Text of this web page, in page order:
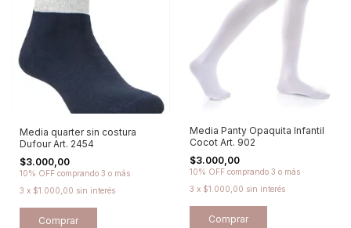
Media quarter sin costura
Dufour Art. 2454
$3.000,00
10% OFF comprando 3 o más
3 x $1.000,00 sin interés
Comprar
Media Panty Opaquita Infantil
Cocot Art. 902
$3.000,00
10% OFF comprando 3 o más
3 x $1.000,00 sin interés
Comprar